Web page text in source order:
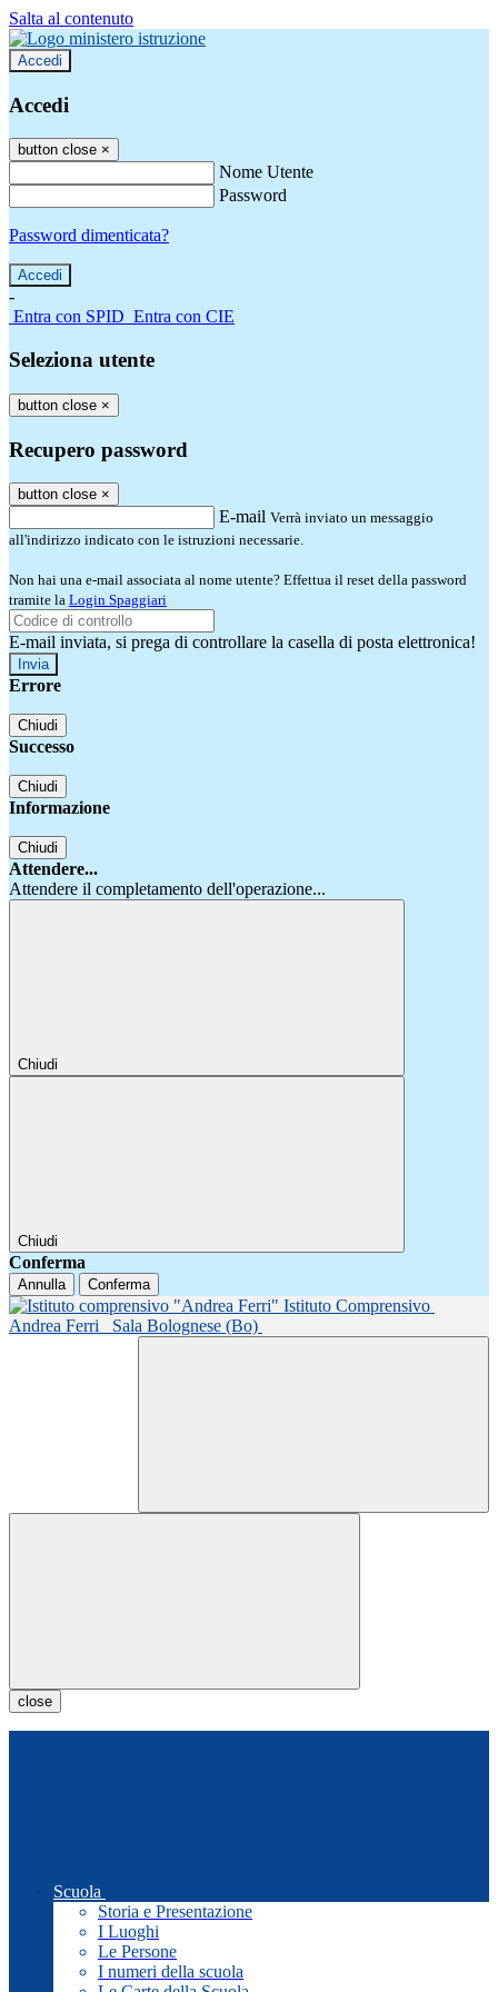
Salta al contenuto
Accedi
Accedi
button close ×
Nome Utente
Password
Password dimenticata?
-
Entra con SPID Entra con CIE
Seleziona utente
button close ×
Recupero password
button close ×
E-mail Verrà inviato un messaggio
all'indirizzo indicato con le istruzioni necessarie.
Non hai una e-mail associata al nome utente? Effettua il reset della password
tramite la Login Spaggiari
E-mail inviata, si prega di controllare la casella di posta elettronica!
Errore
Chiudi
Successo
Chiudi
Informazione
Chiudi
Attendere...
Attendere il completamento dell'operazione...
Chiudi
Chiudi
Conferma
Annulla Conferma
Istituto Comprensivo
Andrea Ferri
Sala Bolognese (Bo)
close
Scuola
Storia e Presentazione
I Luoghi
Le Persone
I numeri della scuola